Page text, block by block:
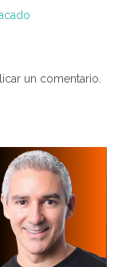
un comentario.